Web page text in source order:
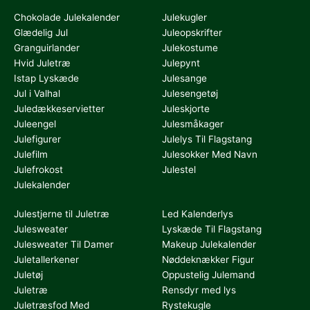
Chokolade Julekalender
Glædelig Jul
Granguirlander
Hvid Juletræ
Istap Lyskæde
Jul i Valhal
Juledækkeservietter
Juleengel
Julefigurer
Julefilm
Julefrokost
Julekalender
Julekugler
Juleopskrifter
Julekostume
Julepynt
Julesange
Julesengetøj
Juleskjorte
Julesmåkager
Julelys Til Flagstang
Julesokker Med Navn
Julestel
Julestjerne til Juletræ
Julesweater
Julesweater Til Damer
Juletallerkener
Juletøj
Juletræ
Juletræsfod Med
Led Kalenderlys
Lyskæde Til Flagstang
Makeup Julekalender
Nøddeknækker Figur
Oppustelig Julemand
Rensdyr med lys
Rystekugle